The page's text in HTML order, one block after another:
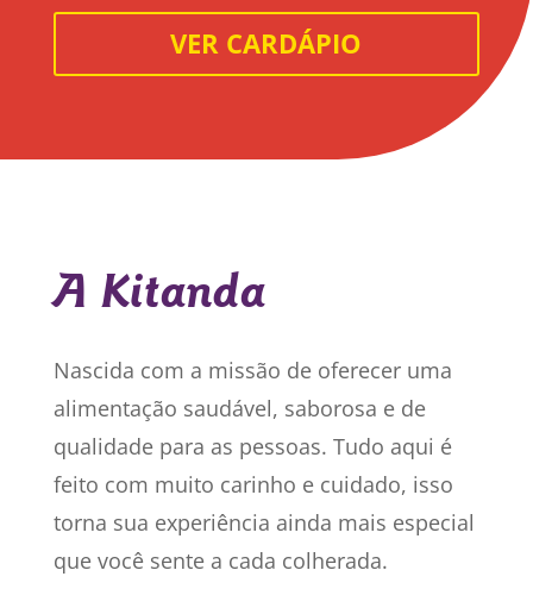
VER CARDÁPIO
A Kitanda
Nascida com a missão de oferecer uma
alimentação saudável, saborosa e de
qualidade para as pessoas. Tudo aqui é
feito com muito carinho e cuidado, isso
torna sua experiência ainda mais especial
que você sente a cada colherada.